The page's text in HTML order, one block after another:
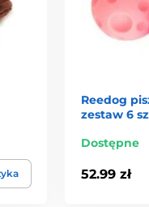
Reedog
zestaw 6
Dostępne
52.99 zł